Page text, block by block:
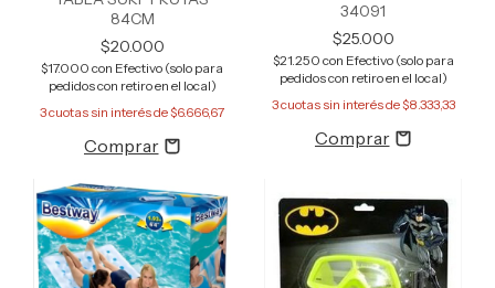
84CM
$20.000
$17.000 con Efectivo (solo para
pedidos con retiro en el local)
3cuotas sin interés de$6.666,67
34091
$25.000
$21.250 con Efectivo (solo para
pedidos con retiro en el local)
3cuotas sin interés de$8.333,33